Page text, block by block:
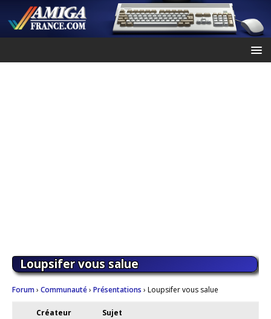
Loupsifer vous salue
Forum› Communauté› Présentations › Loupsifer vous salue
Créateur Sujet